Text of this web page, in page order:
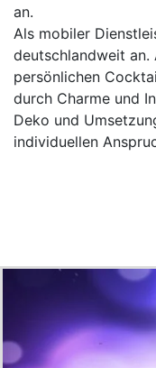
an.
Als mobiler
deutschlandweit an.
persönlichen
durch Charme und
Deko und
individuellen